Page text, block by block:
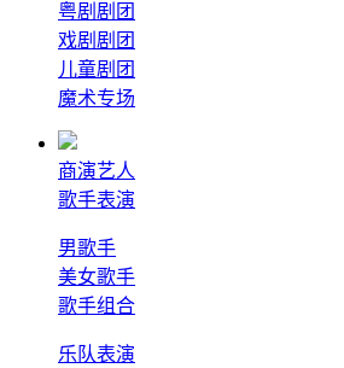
粤剧剧团
戏剧剧团
儿童剧团
魔术专场
商演艺人
歌手表演
男歌手
美女歌手
歌手组合
乐队表演